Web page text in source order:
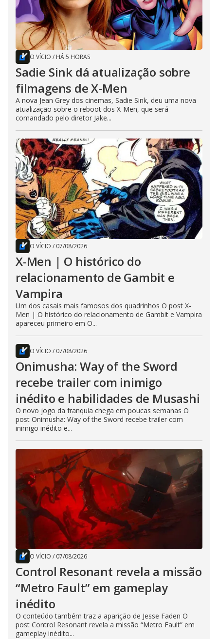
O VÍCIO / HÁ 5 HORAS
Sadie Sink dá atualização sobre
filmagens de X-Men
A nova Jean Grey dos cinemas, Sadie Sink, deu uma nova
atualização sobre o reboot dos X-Men, que será
comandado pelo diretor Jake...
O VÍCIO / 07/08/2026
X-Men | O histórico do
relacionamento de Gambit e
Vampira
Um dos casais mais famosos dos quadrinhos O post X-
Men | O histórico do relacionamento de Gambit e Vampira
apareceu primeiro em O...
O VÍCIO / 07/08/2026
Onimusha: Way of the Sword
recebe trailer com inimigo
inédito e habilidades de Musashi
O novo jogo da franquia chega em poucas semanas O
post Onimusha: Way of the Sword recebe trailer com
inimigo inédito e...
O VÍCIO / 07/08/2026
Control Resonant revela a missão
“Metro Fault” em gameplay
inédito
O conteúdo também traz a aparição de Jesse Faden O
post Control Resonant revela a missão “Metro Fault” em
gameplay inédito...